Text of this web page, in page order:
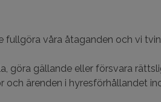
våra åtaganden och vi
göra gällande eller försvara
och ärenden i hyresförhållandet